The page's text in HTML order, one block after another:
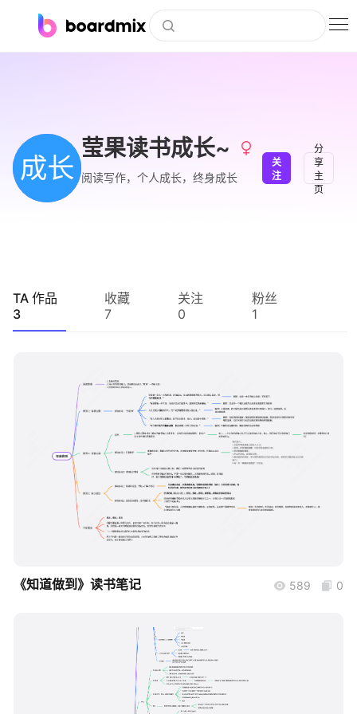
下载
会员
企业服务
知识分享社区
成长
莹果读书成长~
阅读写作，个人成长，终身成长
关
注
分
享
主
页
TA 作品
3
收藏
7
关注
0
粉丝
1
《知道做到》读书笔记 589 0